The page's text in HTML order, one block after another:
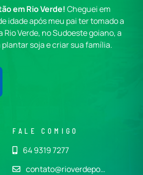
em Rio Verde! Cheguei em
idade após meu pai ter tomado a
Rio Verde, no Sudoeste goiano, a
soja e criar sua família.
FALE COMIGO
64 9319 7277
contato@rioverdepo…